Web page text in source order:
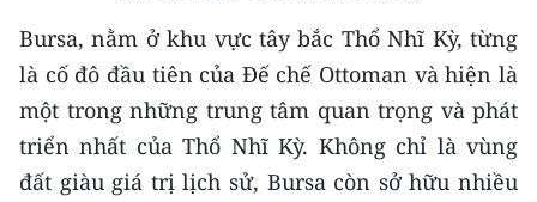
54 DÂN TỘC VIỆT NAM
CHƯƠNG TRÌNH OCOP - MỖI XÃ
MỘT SẢN PHẨM
Bursa, nằm ở khu vực tây bắc Thổ Nhĩ Kỳ, từng
là cố đô đầu tiên của Đế chế Ottoman và hiện là
một trong những trung tâm quan trọng và phát
triển nhất của Thổ Nhĩ Kỳ. Không chỉ là vùng
đất giàu giá trị lịch sử, Bursa còn sở hữu nhiều